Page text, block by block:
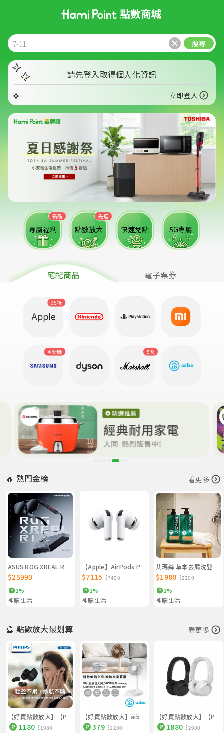
下載APP 使用條款
搜尋
請先登入取得個人化資訊
立即登入
新品
專屬福利
先逛
點數放大 快速兌點 5G專屬
宅配商品 電子票券
95折
✶新機 5%
🔥 熱門金榜 看更多
ASUS ROG XREAL R1 AR眼鏡 黑
$25990
1%
神腦生活
【Apple】AirPods Pro (第 3 代)
$7115 $7490
1%
神腦生活
艾瑪絲 草本去屑洗髮精1000mL雙入組
$1980 $2200
1%
神腦生活
🔮 點數放大最划算 看更多
【好買點數放大】【PHILIPS】動態低音長續航通話降噪藍牙5.4耳機（TAT2500）
1180 $1980
【好買點數放大】aibo 8吋 伸縮折疊超靜音大風力USB風扇（可定時）
379 $1280
【好買點數放大】【PHILIPS】ANC主動降噪＋70小時長續航藍牙6.0耳罩耳機（TAH4500）
1880 $2980